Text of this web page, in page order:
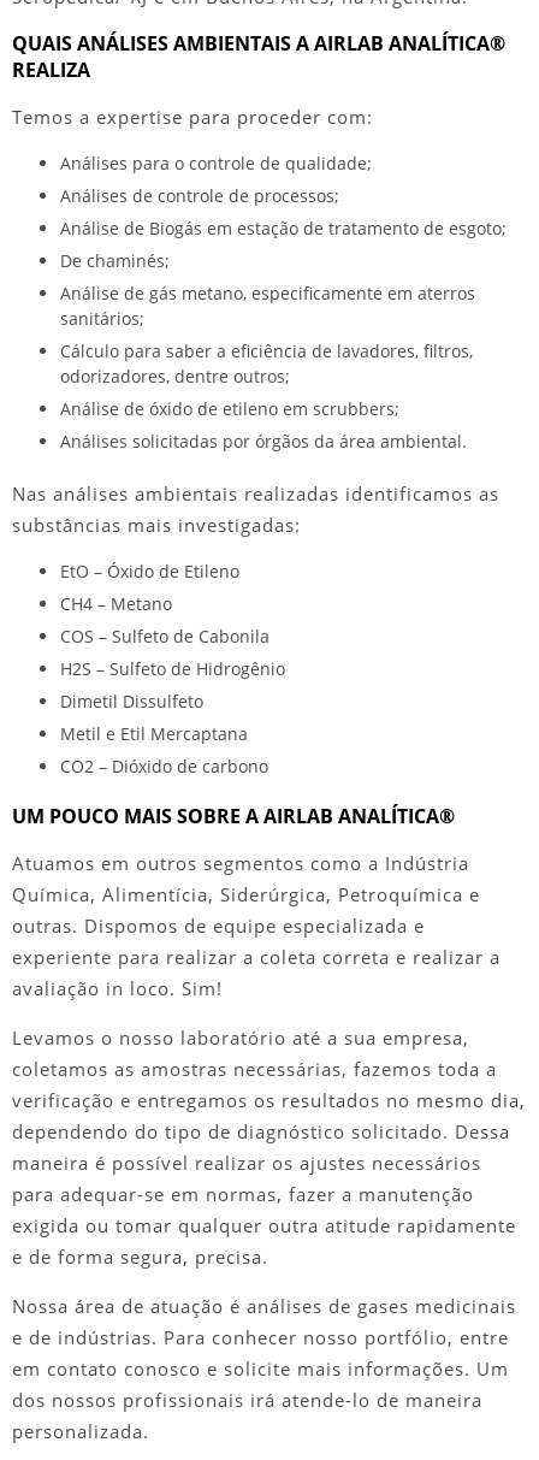
QUAIS ANÁLISES AMBIENTAIS A AIRLAB ANALÍTICA®
REALIZA
Temos a expertise para proceder com:
Análises para o controle de qualidade;
Análises de controle de processos;
Análise de Biogás em estação de tratamento de esgoto;
De chaminés;
Análise de gás metano, especificamente em aterros
sanitários;
Cálculo para saber a eficiência de lavadores, filtros,
odorizadores, dentre outros;
Análise de óxido de etileno em scrubbers;
Análises solicitadas por órgãos da área ambiental.
Nas análises ambientais realizadas identificamos as
substâncias mais investigadas:
EtO – Óxido de Etileno
CH4 – Metano
COS – Sulfeto de Cabonila
H2S – Sulfeto de Hidrogênio
Dimetil Dissulfeto
Metil e Etil Mercaptana
CO2 – Dióxido de carbono
UM POUCO MAIS SOBRE A AIRLAB ANALÍTICA®
Atuamos em outros segmentos como a Indústria
Química, Alimentícia, Siderúrgica, Petroquímica e
outras. Dispomos de equipe especializada e
experiente para realizar a coleta correta e realizar a
avaliação in loco. Sim!
Levamos o nosso laboratório até a sua empresa,
coletamos as amostras necessárias, fazemos toda a
verificação e entregamos os resultados no mesmo dia,
dependendo do tipo de diagnóstico solicitado. Dessa
maneira é possível realizar os ajustes necessários
para adequar-se em normas, fazer a manutenção
exigida ou tomar qualquer outra atitude rapidamente
e de forma segura, precisa.
Nossa área de atuação é análises de gases medicinais
e de indústrias. Para conhecer nosso portfólio, entre
em contato conosco e solicite mais informações. Um
dos nossos profissionais irá atende-lo de maneira
personalizada.